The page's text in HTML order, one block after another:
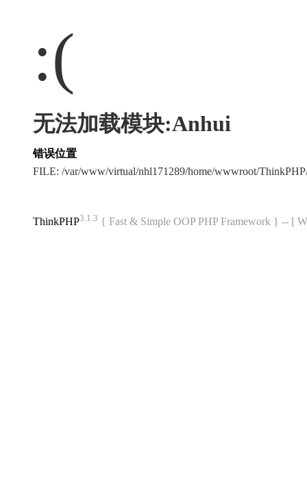
:(
无法加载模块:Anhui
错误位置
FILE: /var/www/virtual/nhl171289/home/wwwroot/
ThinkPHP3.1.3 { Fast & Simple OOP PHP Framework } -- [